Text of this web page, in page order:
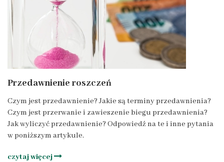
Przedawnienie roszczeń
Czym jest przedawnienie? Jakie są terminy przedawnienia?
Czym jest przerwanie i zawieszenie biegu przedawnienia?
Jak wyliczyć przedawnienie? Odpowiedź na te i inne pytania
w poniższym artykule.
czytaj więcej